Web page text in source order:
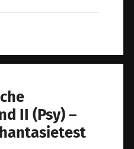
II (Psy) –